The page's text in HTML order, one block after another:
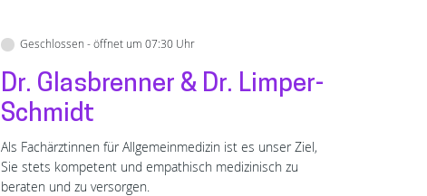
Geschlossen - öffnet um 07:30 Uhr
Dr. Glasbrenner & Dr. Limper-
Schmidt
Als Fachärztinnen für Allgemeinmedizin ist es unser Ziel,
Sie stets kompetent und empathisch medizinisch zu
beraten und zu versorgen.